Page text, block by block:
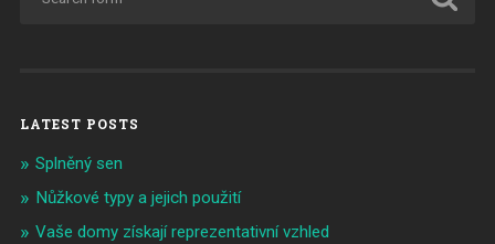
LATEST POSTS
Splněný sen
Nůžkové typy a jejich použití
Vaše domy získají reprezentativní vzhled